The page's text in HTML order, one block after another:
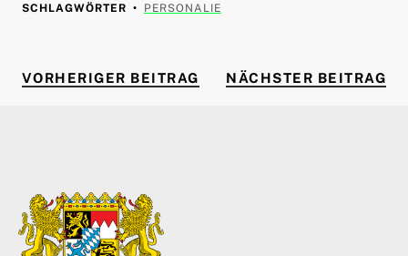
SCHLAGWÖRTER PERSONALIE
Beitragsnavigation
VORHERIGER BEITRAG VORHERIGER BEITRAG
NÄCHSTER BEITRAG